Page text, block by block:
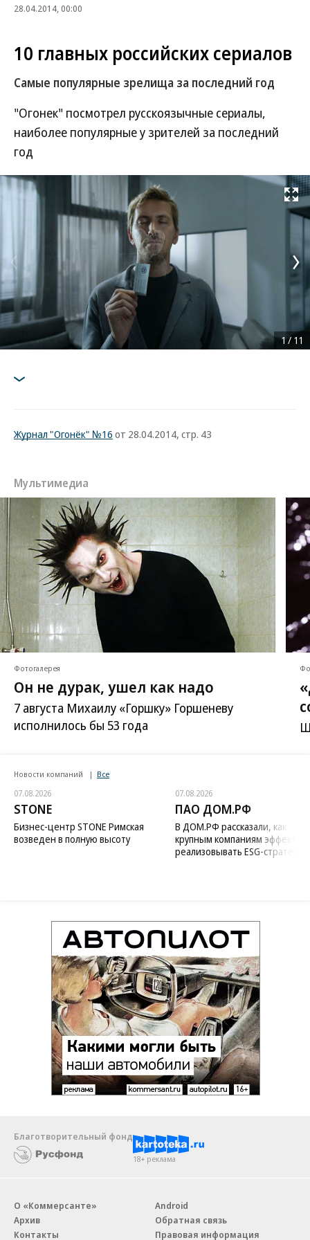
28.04.2014, 00:00
10 главных российских сериалов
Самые популярные зрелища за последний год
"Огонек" посмотрел русскоязычные сериалы,
наиболее популярные у зрителей за последний
год
Развернуть
1/ 11
Журнал "Огонёк" №16 от 28.04.2014, стр. 43
Мультимедиа
Фотогалерея
Он не дурак, ушел как надо
7 августа Михаилу «Горшку» Горшеневу
исполнилось бы 53 года
Новости компаний Все
07.08.2026
STONE
Бизнес-центр STONE Римская
возведен в полную высоту
07.08.2026
ПАО ДОМ.РФ
В ДОМ.РФ рассказали, как
крупным компаниям
реализовывать ESG-стратегию
Благотворительный фонд
18+ реклама
О «Коммерсанте»
Архив
Контакты
Android
Обратная связь
Правовая информация